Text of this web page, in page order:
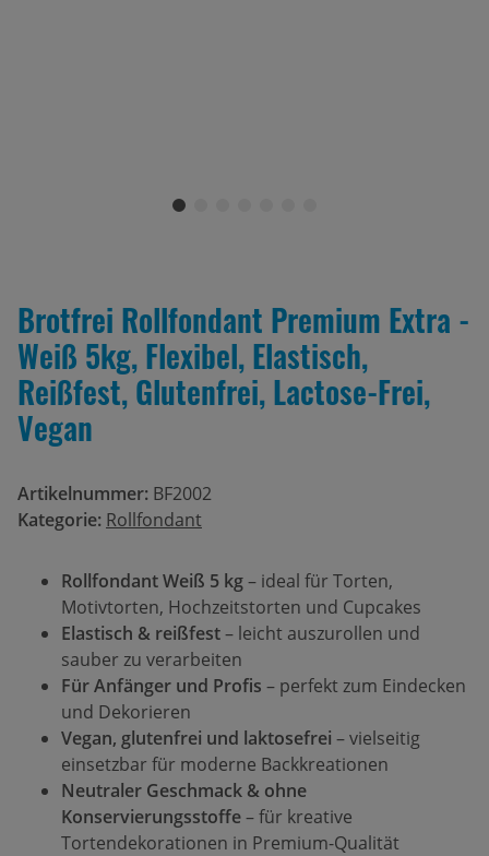
Brotfrei Rollfondant Premium Extra -
Weiß 5kg, Flexibel, Elastisch,
Reißfest, Glutenfrei, Lactose-Frei,
Vegan
Artikelnummer: BF2002
Kategorie: Rollfondant
Rollfondant Weiß 5 kg– ideal für Torten,
Motivtorten, Hochzeitstorten und Cupcakes
Elastisch & reißfest– leicht auszurollen und
sauber zu verarbeiten
Für Anfänger und Profis – perfekt zum Eindecken
und Dekorieren
Vegan, glutenfrei und laktosefrei – vielseitig
einsetzbar für moderne Backkreationen
Neutraler Geschmack & ohne
Konservierungsstoffe– für kreative
Tortendekorationen in Premium-Qualität